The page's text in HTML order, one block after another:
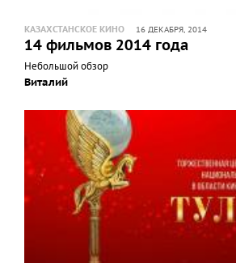
КАЗАХСТАНСКОЕ КИНО 16 ДЕКАБРЯ, 2014
14 фильмов 2014 года
Небольшой обзор
Виталий